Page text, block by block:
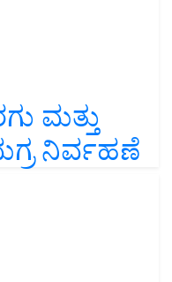
ಮತ್ತು
ನಿರ್ವಹಣೆ